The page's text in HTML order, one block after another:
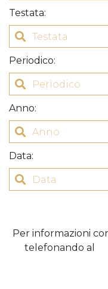
Testata:
Periodico:
Anno:
Data:
Per informazioni
telefonando al